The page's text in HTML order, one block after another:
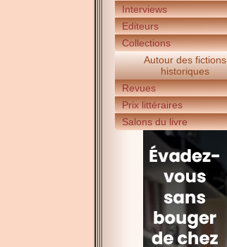
Interviews
Editeurs
Collections
Autour des fictions
historiques
Revues
Prix littéraires
Salons du livre